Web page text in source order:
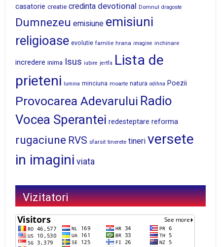
casatorie creatie credinta devotional Domnul dragoste
Dumnezeu emisiune emisiuni
religioase evolutie familie hrana imagine inchinare
incredere inima Isus iubire jertfa Lista de
prieteni
lumina minciuna moarte natura odihna Poezii
Provocarea Adevarului Radio
Vocea Sperantei redesteptare reforma
rugaciune RVS sfarsit tinerete tineri versete
in imagini viata
Vizitatori